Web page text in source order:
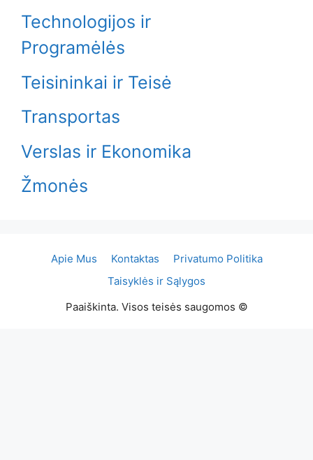
Technologijos ir
Programėlės
Teisininkai ir Teisė
Transportas
Verslas ir Ekonomika
Žmonės
Apie Mus Kontaktas
Privatumo Politika
Taisyklės ir Sąlygos
Paaiškinta. Visos teisės saugomos ©